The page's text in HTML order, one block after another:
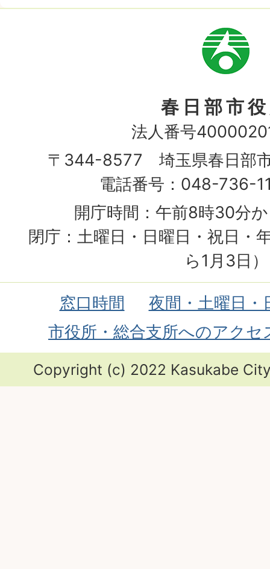
市
章
春日部市
法人番号
〒344-8577 埼玉県春日部
電話番号：048-736-
開庁時間：午前8時30分
閉庁：土曜日・日曜日・祝日・
ら1月3日）
窓口時間
夜間・土曜日・
市役所・総合支所へのアクセ
Copyright (c) 2022 Kasukabe